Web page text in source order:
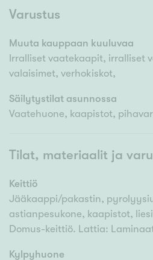
Varustus
Muuta kauppaan kuuluvaa
Irralliset vaatekaapit, irralliset
valaisimet, verhokiskot,
Säilytystilat asunnossa
Vaatehuone, kaapistot,
Tilat, materiaalit ja
Keittiö
Jääkaappi/pakastin,
astianpesukone, kaapistot,
Domus-keittiö. Lattia:
Kylpyhuone